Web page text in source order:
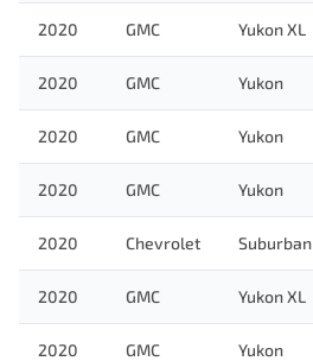
2020 GMC Yukon XL
2020 GMC Yukon
2020 GMC Yukon
2020 GMC Yukon
2020 Chevrolet Suburban
2020 GMC Yukon XL
2020 GMC Yukon